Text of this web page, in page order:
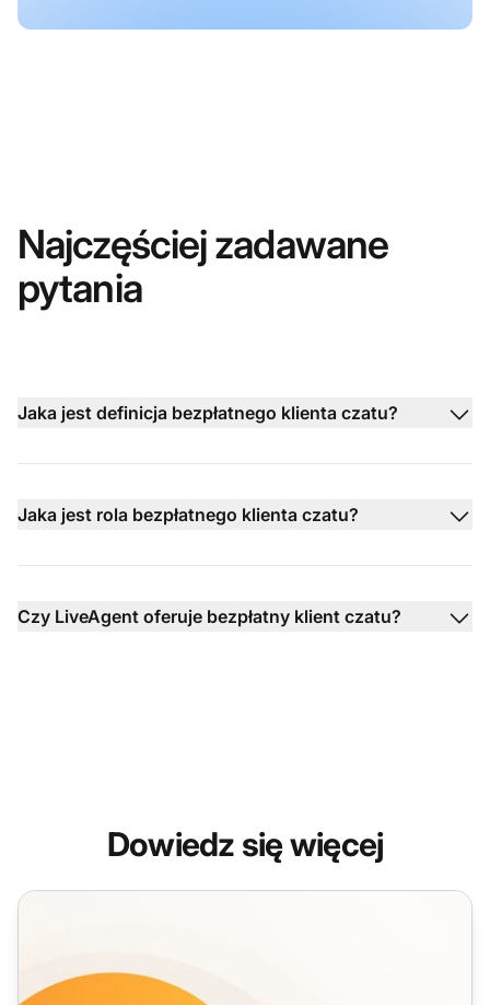
Najczęściej zadawane
pytania
Jaka jest definicja bezpłatnego klienta czatu?
Jaka jest rola bezpłatnego klienta czatu?
Czy LiveAgent oferuje bezpłatny klient czatu?
Dowiedz się więcej
Funkcje czatu w czasie rzeczywistym